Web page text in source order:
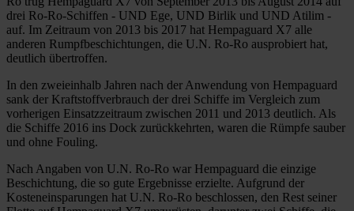
drei Ro-Ro-Schiffen - UND Ege, UND Birlik und UND Atilim -
auf. Im Zeitraum von 2013 bis 2017 hat Hempaguard X7 alle
anderen Rumpfbeschichtungen, die U.N. Ro-Ro ausprobiert hat,
deutlich übertroffen.
In den zweieinhalb Jahren nach der Anwendung von Hempaguard
sank der Kraftstoffverbrauch der drei Schiffe im Vergleich zum
vorherigen Einsatzzeitraum zwischen 2011 und 2013 deutlich. Als
die Schiffe 2016 ins Dock zurückkehrten, waren die Rümpfe sauber
und ohne Fouling.
Nach Angaben von U.N. Ro-Ro war Hempaguard die einzige
Beschichtung, die so gute Ergebnisse erzielte. Aufgrund der
Kosteneinsparungen hat U.N. Ro-Ro beschlossen, den Rest seiner